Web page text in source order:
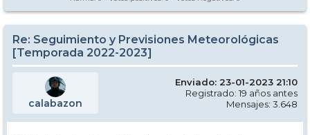
Re: Seguimiento y Previsiones Meteorológicas
[Temporada 2022-2023]
calabazon
Enviado: 23-01-2023 21:10
Registrado: 19 años antes
Mensajes: 3.648